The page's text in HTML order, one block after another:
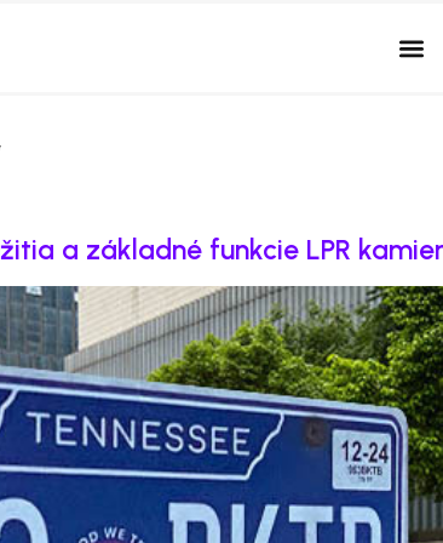
a základné funkcie LPR kamier